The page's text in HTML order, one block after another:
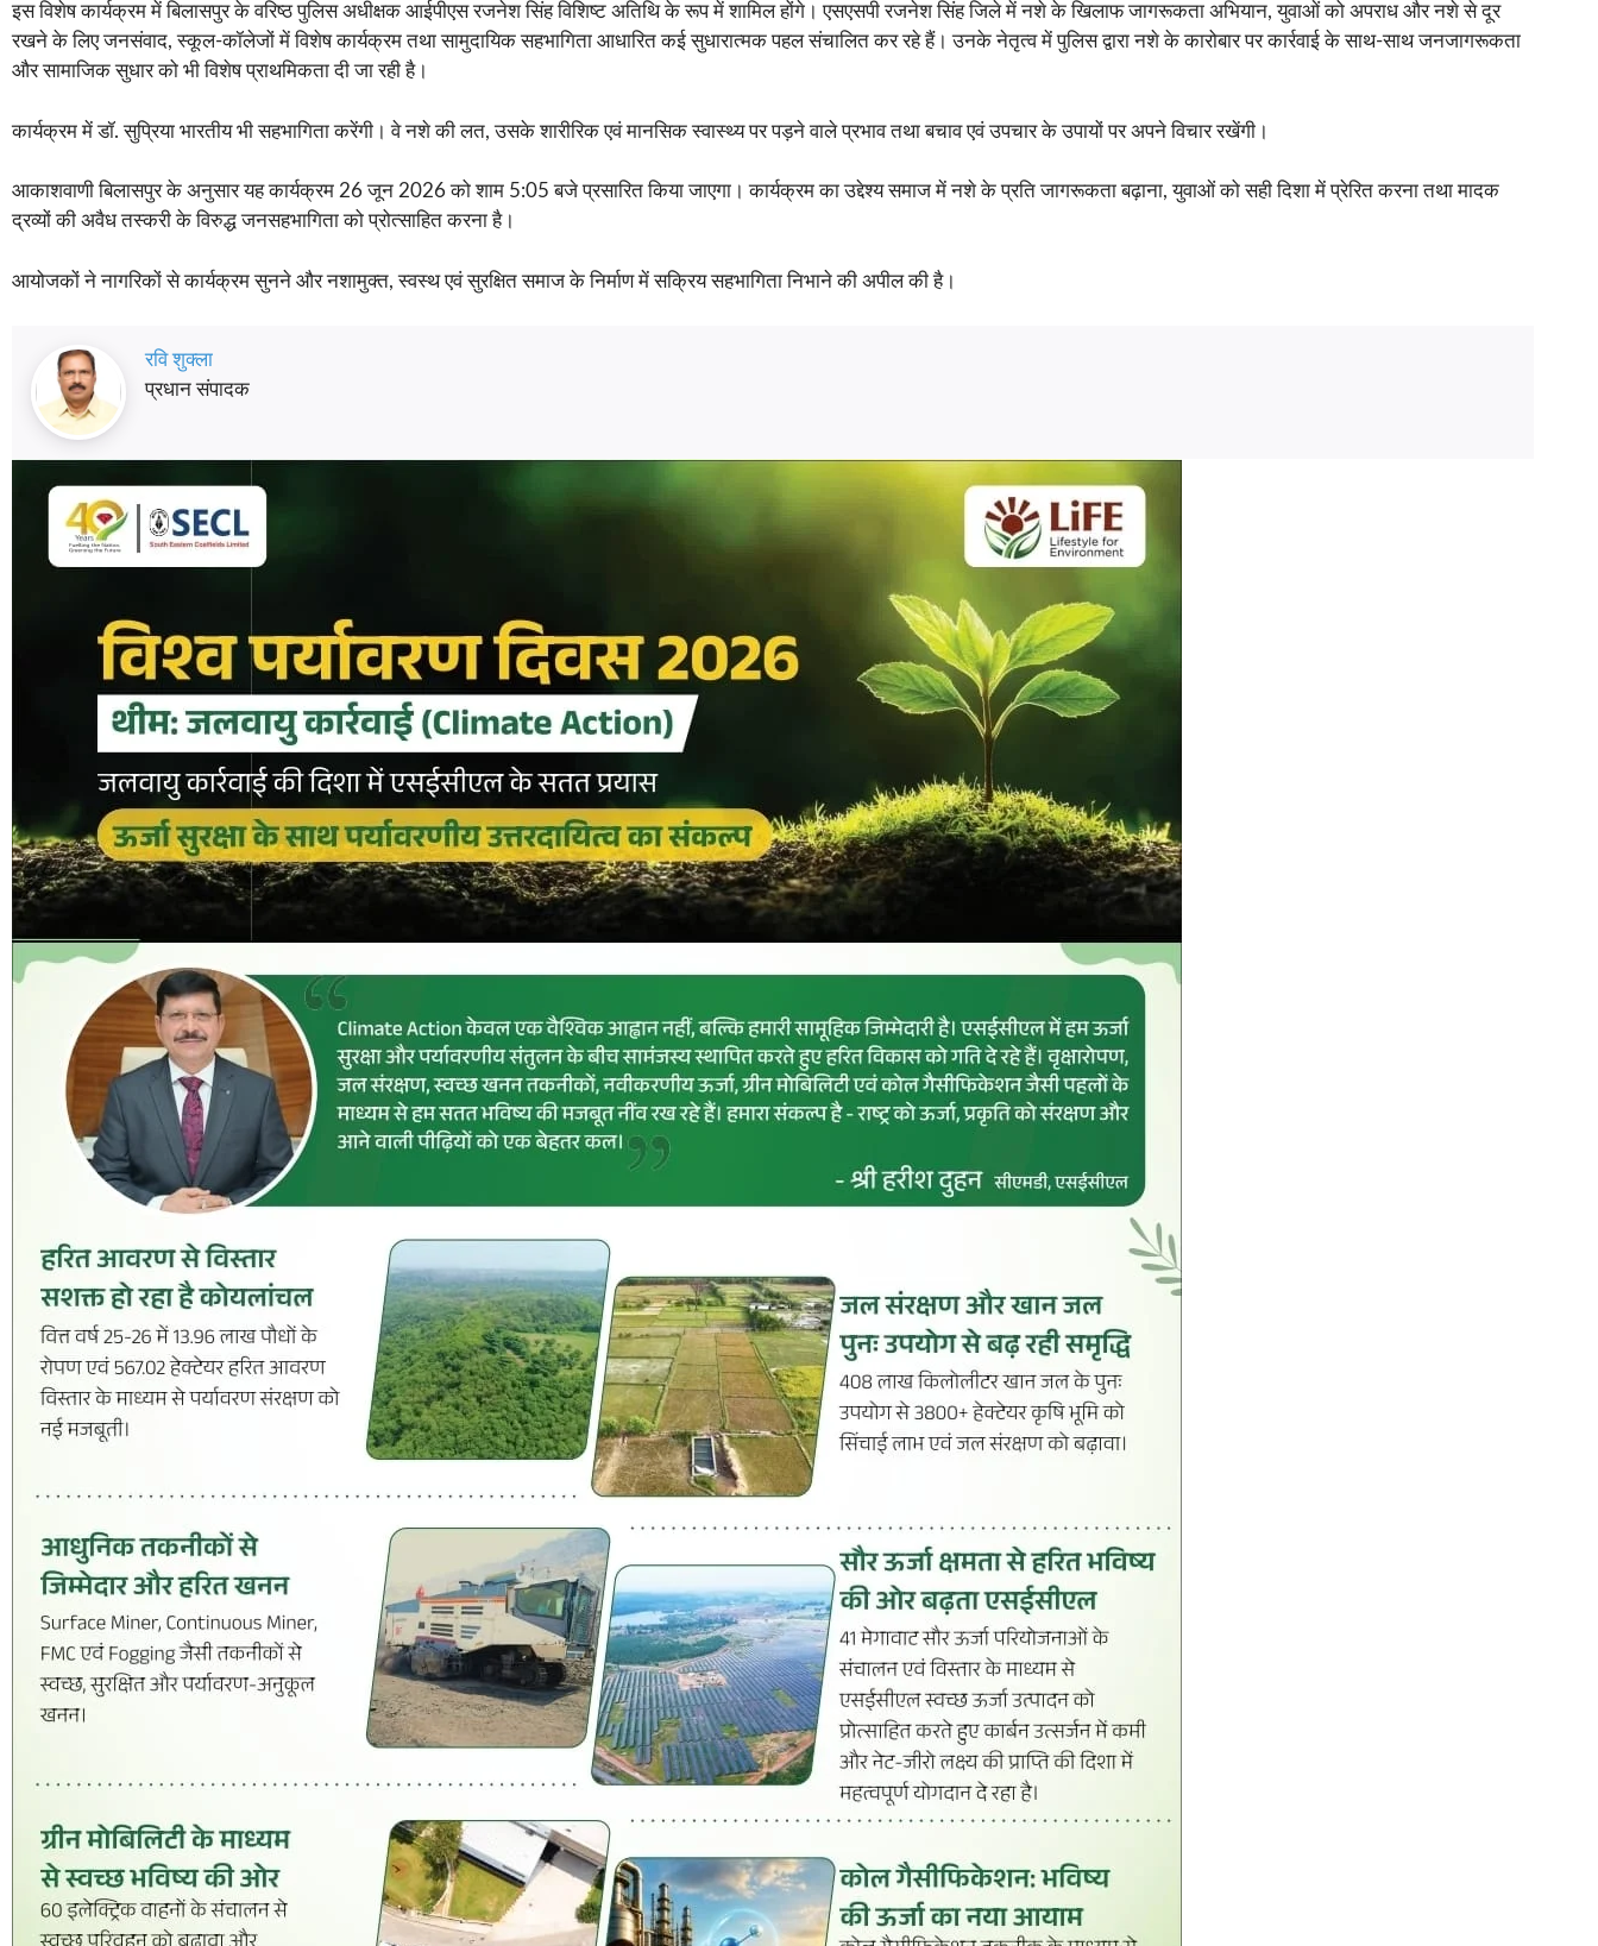
इस विशेष कार्यक्रम में बिलासपुर के वरिष्ठ पुलिस अधीक्षक आईपीएस रजनेश सिंह विशिष्ट अतिथि के रूप में शामिल होंगे। एसएसपी रजनेश सिंह जिले में नशे के खिलाफ जागरूकता अभियान, युवाओं को अपराध और नशे से दूर
रखने के लिए जनसंवाद, स्कूल-कॉलेजों में विशेष कार्यक्रम तथा सामुदायिक सहभागिता आधारित कई सुधारात्मक पहल संचालित कर रहे हैं। उनके नेतृत्व में पुलिस द्वारा नशे के कारोबार पर कार्रवाई के साथ-साथ जनजागरूकता
और सामाजिक सुधार को भी विशेष प्राथमिकता दी जा रही है।
कार्यक्रम में डॉ. सुप्रिया भारतीय भी सहभागिता करेंगी। वे नशे की लत, उसके शारीरिक एवं मानसिक स्वास्थ्य पर पड़ने वाले प्रभाव तथा बचाव एवं उपचार के उपायों पर अपने विचार रखेंगी।
आकाशवाणी बिलासपुर के अनुसार यह कार्यक्रम 26 जून 2026 को शाम 5:05 बजे प्रसारित किया जाएगा। कार्यक्रम का उद्देश्य समाज में नशे के प्रति जागरूकता बढ़ाना, युवाओं को सही दिशा में प्रेरित करना तथा मादक
द्रव्यों की अवैध तस्करी के विरुद्ध जनसहभागिता को प्रोत्साहित करना है।
आयोजकों ने नागरिकों से कार्यक्रम सुनने और नशामुक्त, स्वस्थ एवं सुरक्षित समाज के निर्माण में सक्रिय सहभागिता निभाने की अपील की है।
रवि शुक्ला
प्रधान संपादक